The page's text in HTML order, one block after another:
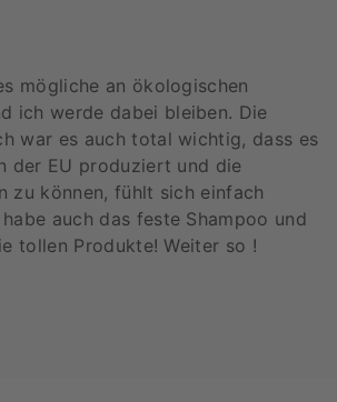
mögliche an ökologischen
ich werde dabei bleiben. Die
war es auch total wichtig, dass es
der EU produziert und die
zu können, fühlt sich einfach
auch das feste Shampoo und
tollen Produkte! Weiter so !